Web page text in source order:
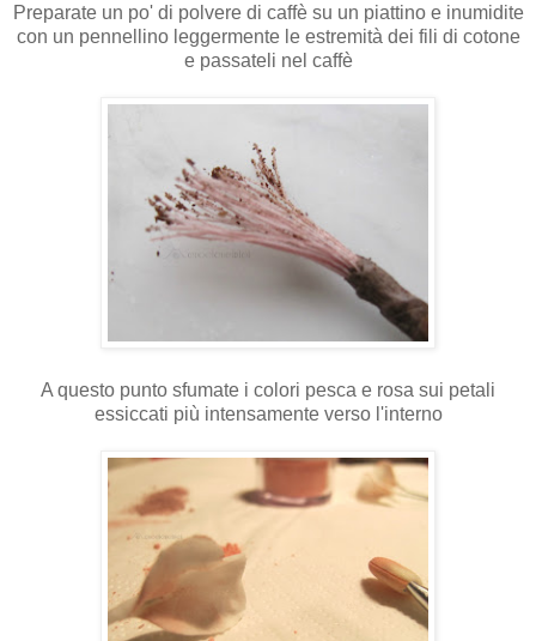
Preparate un po' di polvere di caffè su un piattino e inumidite
con un pennellino leggermente le estremità dei fili di cotone
e passateli nel caffè
A questo punto sfumate i colori pesca e rosa sui petali
essiccati più intensamente verso l'interno